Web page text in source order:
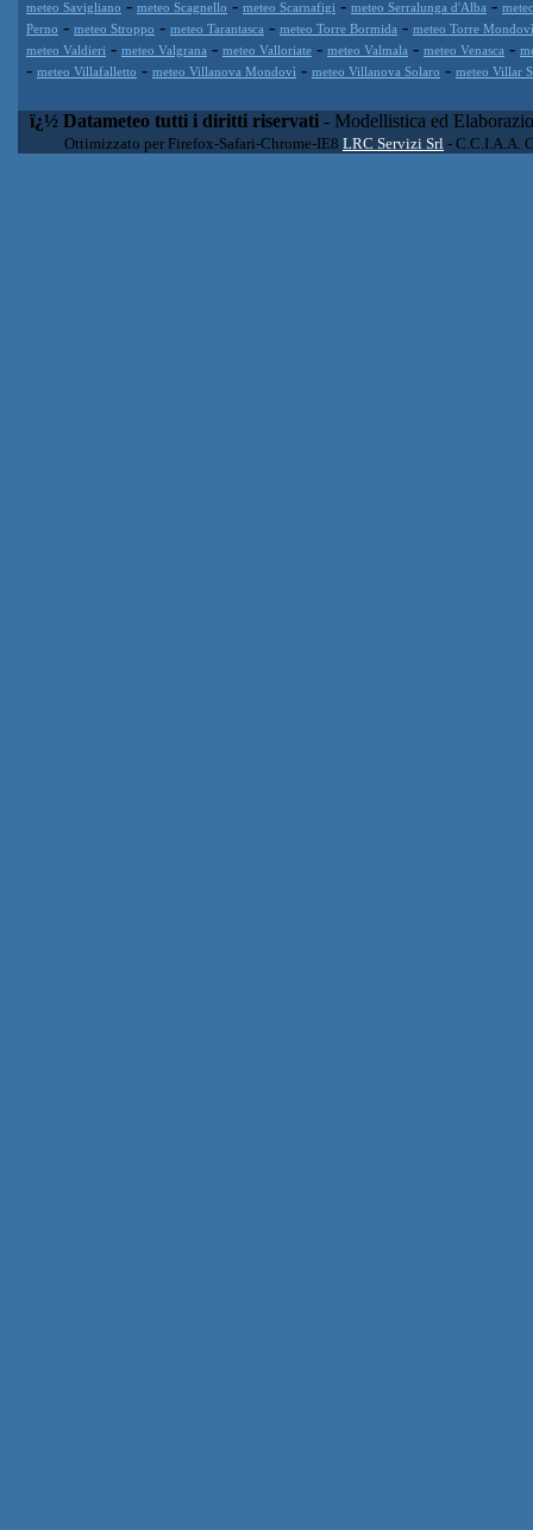
meteo Savigliano - meteo Scagnello - meteo Scarnafigi - meteo Serralunga d'Alba -
Perno - meteo Stroppo - meteo Tarantasca - meteo Torre Bormida - meteo Torre Mondovì
meteo Valdieri - meteo Valgrana - meteo Valloriate - meteo Valmala - meteo Venasca -
- meteo Villafalletto - meteo Villanova Mondovì - meteo Villanova Solaro - meteo Villar
ï¿½ Datameteo tutti i diritti riservati - Modellistica ed
Ottimizzato per Firefox-Safari-Chrome-IE8 LRC Servizi Srl - C.C.I.A.A.